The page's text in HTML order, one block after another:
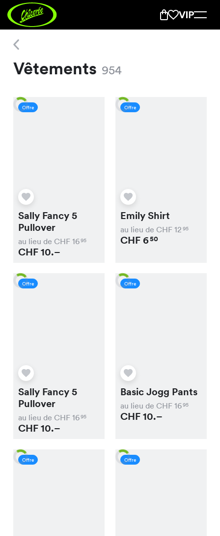
Vêtements 954
Offre
Sally Fancy 5
Pullover
au lieu de CHF 1695
CHF10.–
Offre
Emily Shirt
au lieu de CHF 12 95
CHF650
Offre
Sally Fancy 5
Pullover
au lieu de CHF 1695
CHF10.–
Offre
Basic Jogg Pants
au lieu de CHF 1695
CHF10.–
Offre Offre